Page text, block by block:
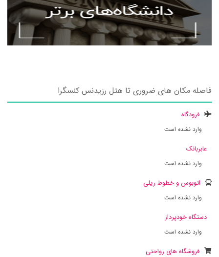
فاصله مکان های ضروری تا هتل رزیدنس کنسگرا
فرودگاه
وارد نشده است
عابربانک
وارد نشده است
اتوبوس و خطوط ریلی
وارد نشده است
دستگاه خودپرداز
وارد نشده است
فروشگاه های رواحتی